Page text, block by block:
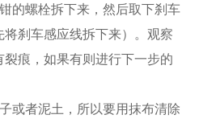
的螺栓拆下来，然后取下刹车
刹车感应线拆下来）。观察
痕，如果有则进行下一步的
或者泥土，所以要用抹布清除